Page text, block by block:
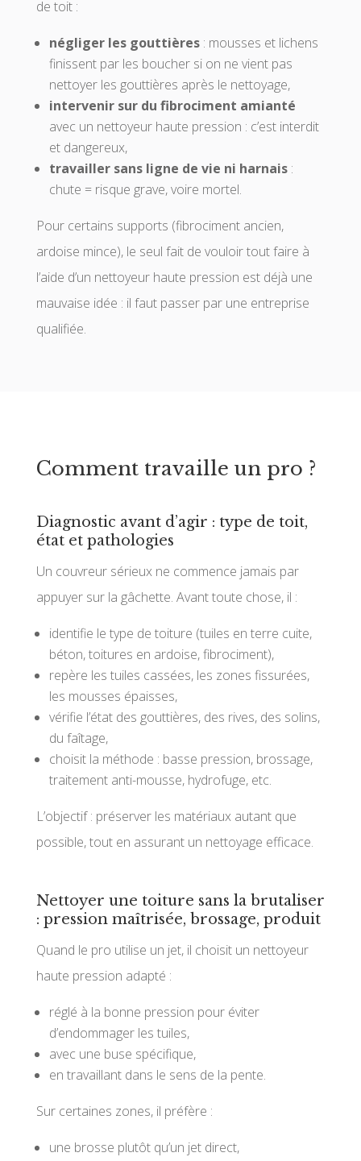
de toit :
négliger les gouttières : mousses et lichens
finissent par les boucher si on ne vient pas
nettoyer les gouttières après le nettoyage,
intervenir sur du fibrociment amianté
avec un nettoyeur haute pression : c’est interdit
et dangereux,
travailler sans ligne de vie ni harnais:
chute = risque grave, voire mortel.
Pour certains supports (fibrociment ancien,
ardoise mince), le seul fait de vouloir tout faire à
l’aide d’un nettoyeur haute pression est déjà une
mauvaise idée : il faut passer par une entreprise
qualifiée.
Comment travaille un pro ?
Diagnostic avant d’agir : type de toit,
état et pathologies
Un couvreur sérieux ne commence jamais par
appuyer sur la gâchette. Avant toute chose, il :
identifie le type de toiture (tuiles en terre cuite,
béton, toitures en ardoise, fibrociment),
repère les tuiles cassées, les zones fissurées,
les mousses épaisses,
vérifie l’état des gouttières, des rives, des solins,
du faîtage,
choisit la méthode : basse pression, brossage,
traitement anti-mousse, hydrofuge, etc.
L’objectif : préserver les matériaux autant que
possible, tout en assurant un nettoyage efficace.
Nettoyer une toiture sans la brutaliser
: pression maîtrisée, brossage, produit
Quand le pro utilise un jet, il choisit un nettoyeur
haute pression adapté :
réglé à la bonne pression pour éviter
d’endommager les tuiles,
avec une buse spécifique,
en travaillant dans le sens de la pente.
Sur certaines zones, il préfère :
une brosse plutôt qu’un jet direct,